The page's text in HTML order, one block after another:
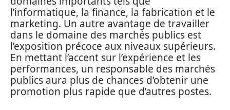
l’informatique, la finance, la fabrication et le
marketing. Un autre avantage de travailler
dans le domaine des marchés publics est
l’exposition précoce aux niveaux supérieurs.
En mettant l’accent sur l’expérience et les
performances, un responsable des marchés
publics aura plus de chances d’obtenir une
promotion plus rapide que d’autres postes.